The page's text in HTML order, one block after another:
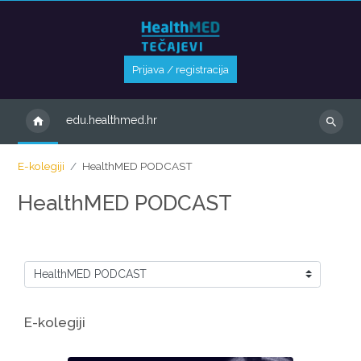
Prijava / registracija
edu.healthmed.hr
Pretraži
E-kolegiji HealthMED PODCAST
HealthMED PODCAST
E-kolegiji